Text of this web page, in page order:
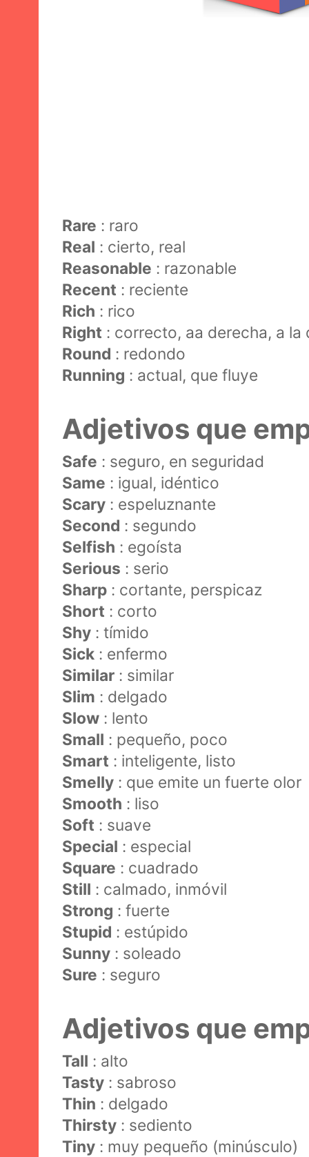
Rare : raro
Real : cierto, real
Reasonable : razonable
Recent : reciente
Rich : rico
Right : correcto, aa derecha, a
Round : redondo
Running : actual, que fluye
Adjetivos que
Safe : seguro, en seguridad
Same : igual, idéntico
Scary : espeluznante
Second : segundo
Selfish : egoísta
Serious : serio
Sharp : cortante, perspicaz
Short : corto
Shy : tímido
Sick : enfermo
Similar : similar
Slim : delgado
Slow : lento
Small : pequeño, poco
Smart : inteligente, listo
Smelly : que emite un fuerte olor
Smooth : liso
Soft : suave
Special : especial
Square : cuadrado
Still : calmado, inmóvil
Strong : fuerte
Stupid : estúpido
Sunny : soleado
Sure : seguro
Adjetivos que
Tall : alto
Tasty : sabroso
Thin : delgado
Thirsty : sediento
Tiny : muy pequeño (minúsculo)